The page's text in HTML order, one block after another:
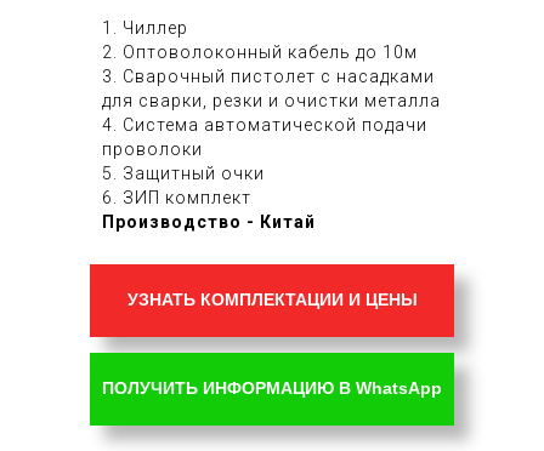
1. Чиллер
2. Оптоволоконный кабель до 10м
3. Сварочный пистолет с насадками
для сварки, резки и очистки металла
4. Система автоматической подачи
проволоки
5. Защитный очки
6. ЗИП комплект
Производство - Китай
УЗНАТЬ КОМПЛЕКТАЦИИ И ЦЕНЫ
ПОЛУЧИТЬ ИНФОРМАЦИЮ В WhatsApp